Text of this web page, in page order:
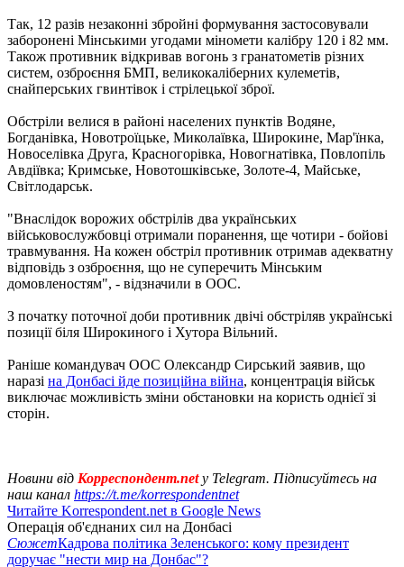
Так, 12 разів незаконні збройні формування застосовували
заборонені Мінськими угодами міномети калібру 120 і 82 мм.
Також противник відкривав вогонь з гранатометів різних
систем, озброєння БМП, великокаліберних кулеметів,
снайперських гвинтівок і стрілецької зброї.
Обстріли велися в районі населених пунктів Водяне,
Богданівка, Новотроїцьке, Миколаївка, Широкине, Мар'їнка,
Новоселівка Друга, Красногорівка, Новогнатівка, Повлопіль
Авдіївка; Кримське, Новотошківське, Золоте-4, Майське,
Світлодарськ.
"Внаслідок ворожих обстрілів два українських
військовослужбовці отримали поранення, ще чотири - бойові
травмування. На кожен обстріл противник отримав адекватну
відповідь з озброєння, що не суперечить Мінським
домовленостям", - відзначили в ООС.
З початку поточної доби противник двічі обстріляв українські
позиції біля Широкиного і Хутора Вільний.
Раніше командувач ООС Олександр Сирський заявив, що
наразі на Донбасі йде позиційна війна, концентрація військ
виключає можливість зміни обстановки на користь однієї зі
сторін.
Новини від Корреспондент.netу Telegram. Підписуйтесь на
наш канал https://t.me/korrespondentnet
Читайте Korrespondent.net в Google News
Операція об'єднаних сил на Донбасі
СюжетКадрова політика Зеленського: кому президент
доручає "нести мир на Донбас"?